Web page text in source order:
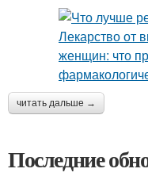
читать дальше →
Последние